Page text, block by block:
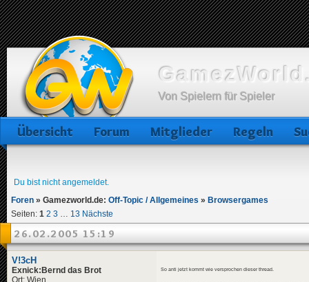
Von Spielern für Spieler
Übersicht Forum Mitglieder Regeln
Du bist nicht angemeldet.
Foren » Gamezworld.de: Off-Topic / Allgemeines » Browsergames
Seiten: 1 2 3 … 13 Nächste
26.02.2005 15:19
V!3cH
Exnick:Bernd das Brot
Ort: Wien
So anti jetzt kommt wie versprochen dieser thread.